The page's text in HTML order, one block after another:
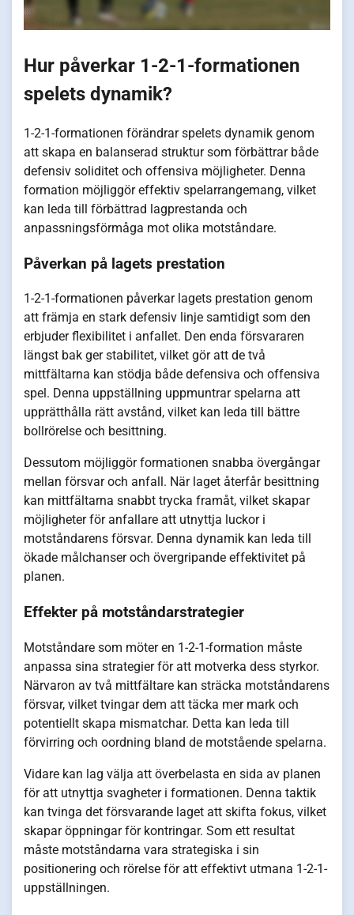
Hur påverkar 1-2-1-formationen
spelets dynamik?
1-2-1-formationen förändrar spelets dynamik genom
att skapa en balanserad struktur som förbättrar både
defensiv soliditet och offensiva möjligheter. Denna
formation möjliggör effektiv spelarrangemang, vilket
kan leda till förbättrad lagprestanda och
anpassningsförmåga mot olika motståndare.
Påverkan på lagets prestation
1-2-1-formationen påverkar lagets prestation genom
att främja en stark defensiv linje samtidigt som den
erbjuder flexibilitet i anfallet. Den enda försvararen
längst bak ger stabilitet, vilket gör att de två
mittfältarna kan stödja både defensiva och offensiva
spel. Denna uppställning uppmuntrar spelarna att
upprätthålla rätt avstånd, vilket kan leda till bättre
bollrörelse och besittning.
Dessutom möjliggör formationen snabba övergångar
mellan försvar och anfall. När laget återfår besittning
kan mittfältarna snabbt trycka framåt, vilket skapar
möjligheter för anfallare att utnyttja luckor i
motståndarens försvar. Denna dynamik kan leda till
ökade målchanser och övergripande effektivitet på
planen.
Effekter på motståndarstrategier
Motståndare som möter en 1-2-1-formation måste
anpassa sina strategier för att motverka dess styrkor.
Närvaron av två mittfältare kan sträcka motståndarens
försvar, vilket tvingar dem att täcka mer mark och
potentiellt skapa mismatchar. Detta kan leda till
förvirring och oordning bland de motstående spelarna.
Vidare kan lag välja att överbelasta en sida av planen
för att utnyttja svagheter i formationen. Denna taktik
kan tvinga det försvarande laget att skifta fokus, vilket
skapar öppningar för kontringar. Som ett resultat
måste motståndarna vara strategiska i sin
positionering och rörelse för att effektivt utmana 1-2-1-
uppställningen.